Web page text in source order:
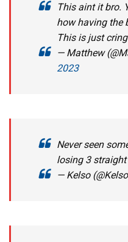
This aint it bro.
how having the
This is just
— Matthew
2023
Never seen
losing 3
— Kelso